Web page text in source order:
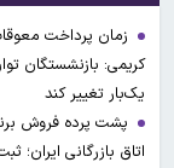
زمان پرداخت
یک‌بار تغییر کند
پشت پرده فروش
اتاق بازرگانی